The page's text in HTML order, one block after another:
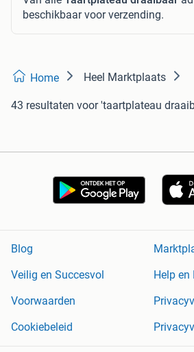
beschikbaar voor verzending.
Home Heel Marktplaats
43 resultaten voor 'taartplateau
Blog
Veilig en Succesvol
Help en
Voorwaarden
Cookiebeleid